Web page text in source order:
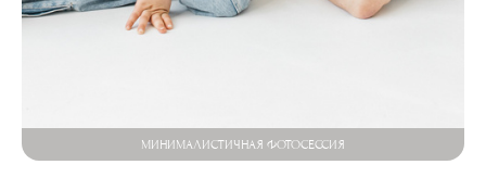
МИНИМАЛИСТИЧНАЯ ФОТОСЕССИЯ